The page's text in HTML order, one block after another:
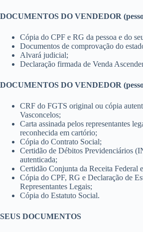
DOCUMENTOS DO VENDEDOR
Cópia do CPF e RG da pessoa e do
Documentos de comprovação do
Alvará judicial;
Declaração firmada de Venda
DOCUMENTOS DO VENDEDOR
CRF do FGTS original ou cópia
Vasconcelos;
Carta assinada pelos representantes
reconhecida em cartório;
Cópia do Contrato Social;
Certidão de Débitos Previdenciários
autenticada;
Certidão Conjunta da Receita
Cópia do CPF, RG e Declaração de
Representantes Legais;
Cópia do Estatuto Social.
SEUS DOCUMENTOS